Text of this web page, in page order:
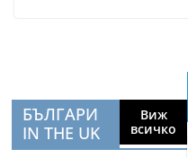
БЪЛГАРИ
IN THE UK
Виж
всичко